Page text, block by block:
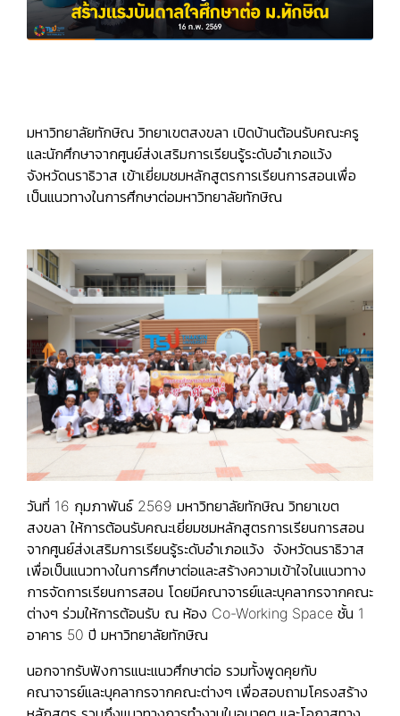
มหาวิทยาลัยทักษิณ วิทยาเขตสงขลา เปิดบ้านต้อนรับคณะครู
และนักศึกษาจากศูนย์ส่งเสริมการเรียนรู้ระดับอำเภอแว้ง
จังหวัดนราธิวาส เข้าเยี่ยมชมหลักสูตรการเรียนการสอนเพื่อ
เป็นแนวทางในการศึกษาต่อมหาวิทยาลัยทักษิณ
วันที่ 16 กุมภาพันธ์ 2569 มหาวิทยาลัยทักษิณ วิทยาเขต
สงขลา ให้การต้อนรับคณะเยี่ยมชมหลักสูตรการเรียนการสอน
จากศูนย์ส่งเสริมการเรียนรู้ระดับอำเภอแว้ง จังหวัดนราธิวาส
เพื่อเป็นแนวทางในการศึกษาต่อและสร้างความเข้าใจในแนวทาง
การจัดการเรียนการสอน โดยมีคณาจารย์และบุคลากรจากคณะ
ต่างๆ ร่วมให้การต้อนรับ ณ ห้อง Co-Working Space ชั้น 1
อาคาร 50 ปี มหาวิทยาลัยทักษิณ
นอกจากรับฟังการแนะแนวศึกษาต่อ รวมทั้งพูดคุยกับ
คณาจารย์และบุคลากรจากคณะต่างๆ เพื่อสอบถามโครงสร้าง